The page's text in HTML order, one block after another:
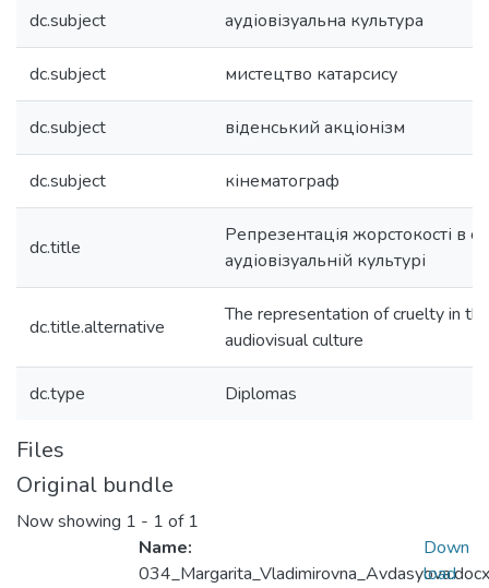
dc.subject аудіовізуальна культура
dc.subject мистецтво катарсису
dc.subject віденський акціонізм
dc.subject кінематограф
dc.title
Репрезентація жорстокості в
аудіовізуальній культурі
dc.title.alternative
The representation of cruelty in
audiovisual culture
dc.type Diplomas
Files
Original bundle
Now showing 1 - 1 of 1
Name:
034_Margarita_Vladimirovna_Avdasyova.docx
Down
load